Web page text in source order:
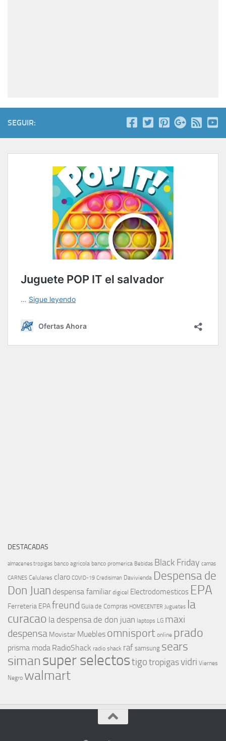
SEGUIR:
DESTACADAS
almacenes tropigas banco agricola banco promerica Bebidas Black Friday camas
CARNES Celulares claro COVID-19 Credisiman Davivienda Despensa de
Don Juan despensa familiar digicel Electrodomesticos EPA
Ferreteria EPAfreund Guia de Compras HOMECENTER Juguetes la
curacao la despensa de don juan laptops LG maxi
despensa Movistar Muebles omnisport online prado
prisma moda RadioShack radio shack raf samsung sears
simansuper selectostigotropigasvidri Viernes
Negro walmart